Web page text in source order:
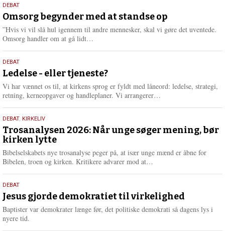
e
r
e
9.
juli
2026
DEBAT
Omsorg begynder med at standse op
”Hvis vi vil slå hul igennem til andre mennesker, skal vi gøre det uventede.
Omsorg handler om at gå lidt…
e
r
e
10.
juni
2026
DEBAT
Ledelse - eller tjeneste?
Vi har vænnet os til, at kirkens sprog er fyldt med låneord: ledelse, strategi,
retning, kerneopgaver og handleplaner. Vi arrangerer…
e
2.
juni
2026
DEBAT, KIRKELIV
Trosanalysen 2026: Når unge søger mening, bør
kirken lytte
Bibelselskabets nye trosanalyse peger på, at især unge mænd er åbne for
Bibelen, troen og kirken. Kritikere advarer mod at…
e
r
18.
maj
2026
DEBAT
Jesus gjorde demokratiet til virkelighed
Baptister var demokrater længe før, det politiske demokrati så dagens lys i
nyere tid.